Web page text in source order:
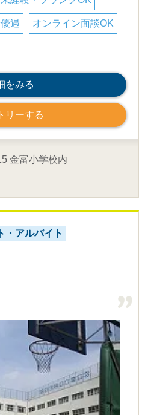
遇 オンライン面談OK
をみる
リーする
金富小学校内
・アルバイト